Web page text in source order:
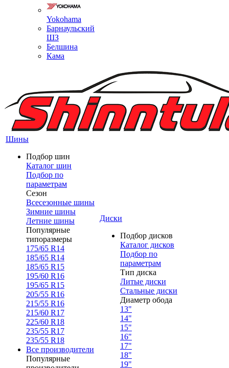
Yokohama
Барнаульский
ШЗ
Белшина
Кама
Шины
Подбор шин
Каталог шин
Подбор по
параметрам
Сезон
Всесезонные шины
Зимние шины
Летние шины
Популярные
типоразмеры
175/65 R14
185/65 R14
185/65 R15
195/60 R16
195/65 R15
205/55 R16
215/55 R16
215/60 R17
225/60 R18
235/55 R17
235/55 R18
Все производители
Популярные
Диски
Подбор дисков
Каталог дисков
Подбор по
параметрам
Тип диска
Литые диски
Стальные диски
Диаметр обода
13"
14"
15"
16"
17"
18"
19"